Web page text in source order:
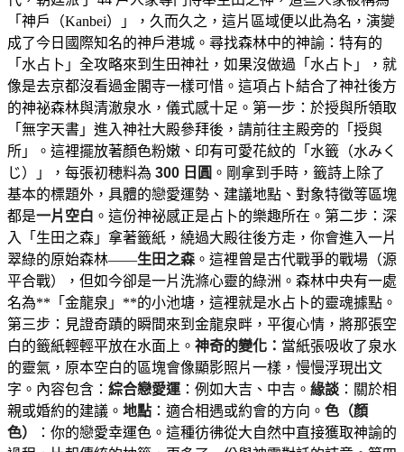
「神戶（Kanbei）」，久而久之，這片區域便以此為名，演變
成了今日國際知名的神戶港城。尋找森林中的神諭：特有的
「水占卜」全攻略來到生田神社，如果沒做過「水占卜」，就
像是去京都沒看過金閣寺一樣可惜。這項占卜結合了神社後方
的神祕森林與清澈泉水，儀式感十足。第一步：於授與所領取
「無字天書」進入神社大殿參拜後，請前往主殿旁的「授與
所」。這裡擺放著顏色粉嫩、印有可愛花紋的「水籤（水みく
じ）」，每張初穂料為 300 日圓 。剛拿到手時，籤詩上除了
基本的標題外，具體的戀愛運勢、建議地點、對象特徵等區塊
都是一片空白 。這份神祕感正是占卜的樂趣所在。第二步：深
入「生田之森」拿著籤紙，繞過大殿往後方走，你會進入一片
翠綠的原始森林——生田之森 。這裡曾是古代戰爭的戰場（源
平合戰），但如今卻是一片洗滌心靈的綠洲。森林中央有一處
名為**「金龍泉」**的小池塘，這裡就是水占卜的靈魂據點。
第三步：見證奇蹟的瞬間來到金龍泉畔，平復心情，將那張空
白的籤紙輕輕平放在水面上。 神奇的變化： 當紙張吸收了泉水
的靈氣，原本空白的區塊會像顯影照片一樣，慢慢浮現出文
字。內容包含： 綜合戀愛運 ：例如大吉、中吉。 緣談 ：關於相
親或婚約的建議。 地點 ：適合相遇或約會的方向。 色（顏
色）
：你的戀愛幸運色。這種彷彿從大自然中直接獲取神諭的